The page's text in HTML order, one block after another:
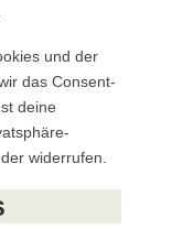
und der
das Consent-
deine
widerrufen.